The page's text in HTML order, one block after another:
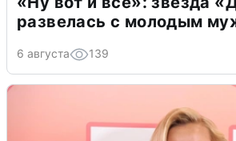
развелась с молодым
6 августа 139